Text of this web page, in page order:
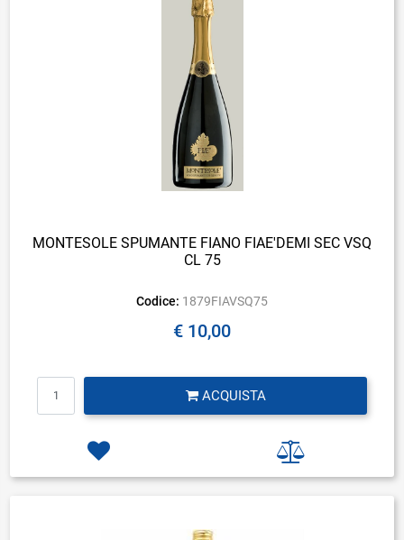
MONTESOLE SPUMANTE FIANO FIAE'DEMI SEC VSQ
CL 75
Codice: 1879FIAVSQ75
€ 10,00
ACQUISTA